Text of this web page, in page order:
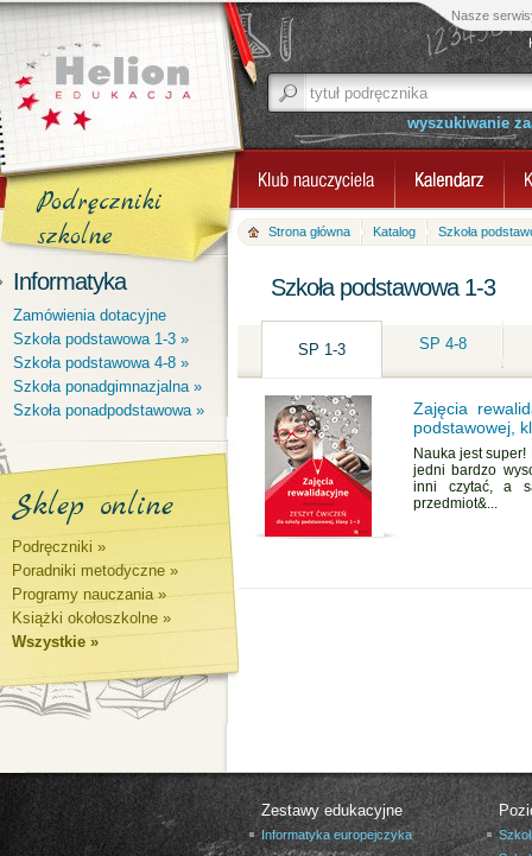
Nasze
wyszukiwanie
Podręczniki
szkolne
Informatyka
Zamówienia dotacyjne
Szkoła podstawowa 1-3 »
Szkoła podstawowa 4-8 »
Szkoła ponadgimnazjalna »
Szkoła ponadpodstawowa »
Sklep online
Podręczniki »
Poradniki metodyczne »
Programy nauczania »
Książki okołoszkolne »
Wszystkie »
Strona główna Katalog Szkoła
Szkoła podstawowa 1-3
SP 1-3 SP 4-8
Zajęcia
podstawowej,
Nauka jest
jedni bardzo
inni czytać, a
przedmiot&...
Zestawy edukacyjne
Informatyka europejczyka